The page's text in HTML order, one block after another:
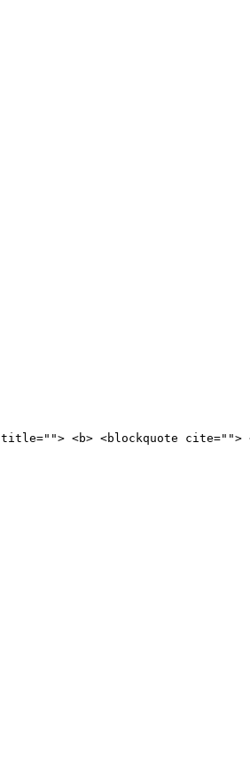
<b> <blockquote cite="">